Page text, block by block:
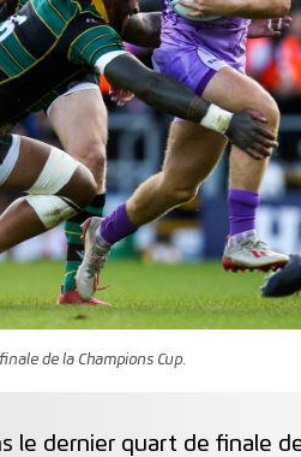
de la Champions Cup.
le dernier quart de finale